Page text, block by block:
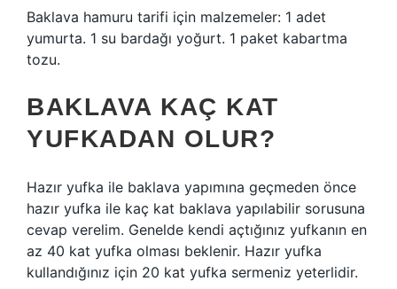
Baklava hamuru tarifi için malzemeler: 1 adet
yumurta. 1 su bardağı yoğurt. 1 paket kabartma
tozu.
BAKLAVA KAÇ KAT
YUFKADAN OLUR?
Hazır yufka ile baklava yapımına geçmeden önce
hazır yufka ile kaç kat baklava yapılabilir sorusuna
cevap verelim. Genelde kendi açtığınız yufkanın en
az 40 kat yufka olması beklenir. Hazır yufka
kullandığınız için 20 kat yufka sermeniz yeterlidir.